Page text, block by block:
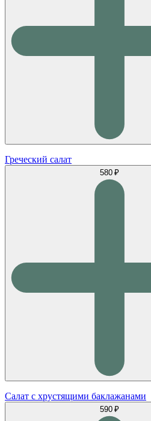
Греческий салат
580 ₽
Салат с хрустящими баклажанами
590 ₽